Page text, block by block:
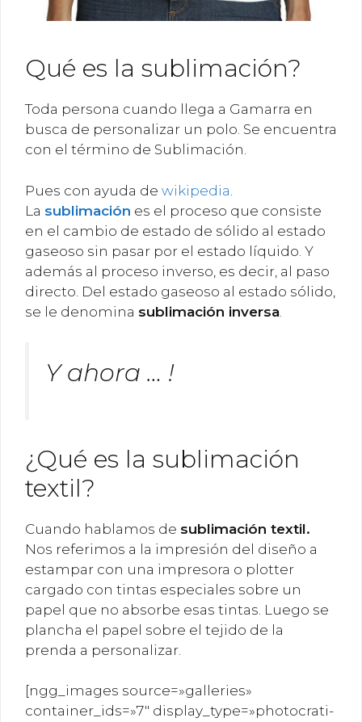
Qué es la sublimación?
Toda persona cuando llega a Gamarra en
busca de personalizar un polo. Se encuentra
con el término de Sublimación.
Pues con ayuda de wikipedia
La sublimación es el proceso que consiste
en el cambio de estado de sólido al estado
gaseoso sin pasar por el estado líquido. Y
además al proceso inverso, es decir, al paso
directo. Del estado gaseoso al estado sólido,
se le denomina sublimación inversa
Y ahora … !
¿Qué es la sublimación
textil?
Cuando hablamos de sublimación textil.
Nos referimos a la impresión del diseño a
estampar con una impresora o plotter
cargado con tintas especiales sobre un
papel que no absorbe esas tintas. Luego se
plancha el papel sobre el tejido de la
prenda a personalizar.
[ngg_images source=»galleries»
container_ids=»7″ display_type=»photocrati-